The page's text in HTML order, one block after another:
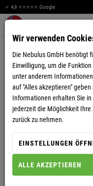
✓ 4,9 ⭐⭐⭐⭐⭐ Google
T-SHIRT LEOS
Wir verwenden
Die Nebulus GmbH benötigt
Einwilligung, um die
unter anderem
auf "Alles akzeptieren"
Informationen erhalten Sie in
jederzeit die Möglichkeit
zurück zu nehmen.
EINSTELLUNGEN
ALLE AKZEPTIEREN